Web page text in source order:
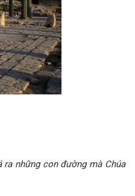
những con đường mà Chúa